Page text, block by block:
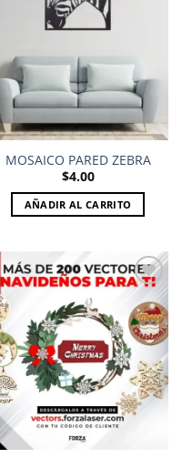
MOSAICO PARED ZEBRA
$4.00
AÑADIR AL CARRITO
Add to
wishlist